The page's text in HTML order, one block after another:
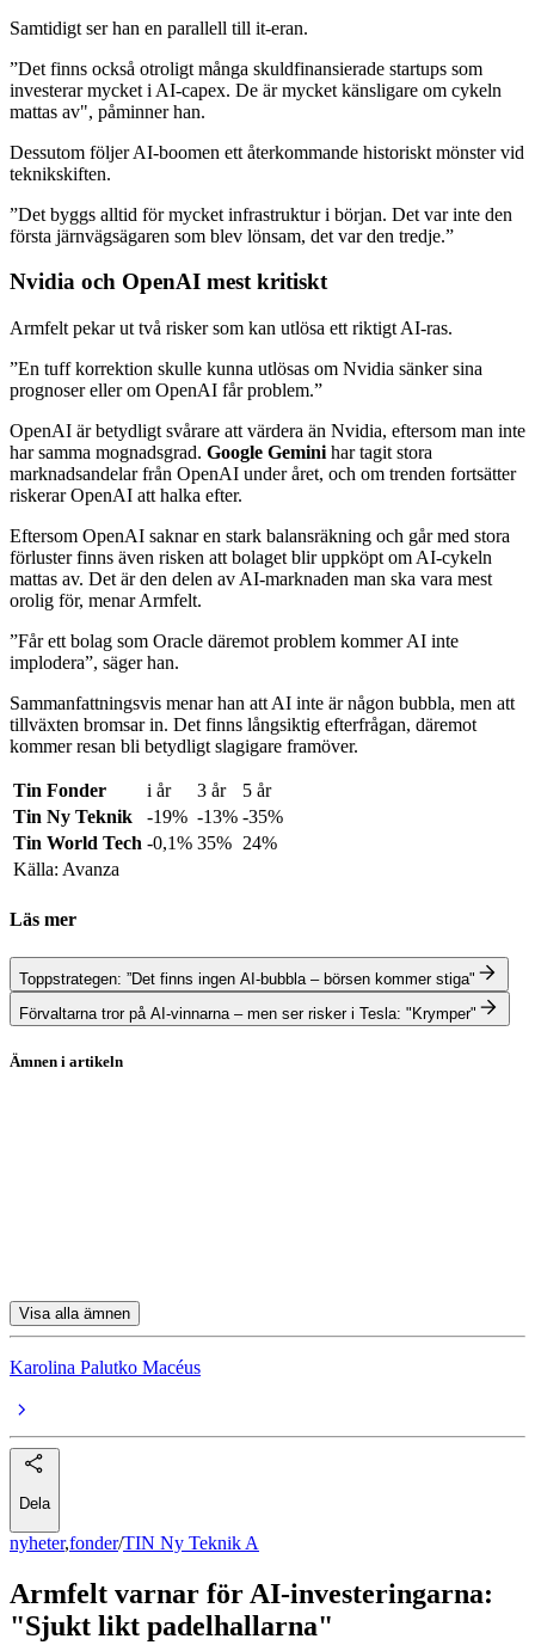
Samtidigt ser han en parallell till it-eran.
”Det finns också otroligt många skuldfinansierade startups som
investerar mycket i AI-capex. De är mycket känsligare om cykeln
mattas av", påminner han.
Dessutom följer AI-boomen ett återkommande historiskt mönster vid
teknikskiften.
”Det byggs alltid för mycket infrastruktur i början. Det var inte den
första järnvägsägaren som blev lönsam, det var den tredje.”
Nvidia och OpenAI mest kritiskt
Armfelt pekar ut två risker som kan utlösa ett riktigt AI-ras.
”En tuff korrektion skulle kunna utlösas om Nvidia sänker sina
prognoser eller om OpenAI får problem.”
OpenAI är betydligt svårare att värdera än Nvidia, eftersom man inte
har samma mognadsgrad. Google Gemini har tagit stora
marknadsandelar från OpenAI under året, och om trenden fortsätter
riskerar OpenAI att halka efter.
Eftersom OpenAI saknar en stark balansräkning och går med stora
förluster finns även risken att bolaget blir uppköpt om AI-cykeln
mattas av. Det är den delen av AI-marknaden man ska vara mest
orolig för, menar Armfelt.
”Får ett bolag som Oracle däremot problem kommer AI inte
implodera”, säger han.
Sammanfattningsvis menar han att AI inte är någon bubbla, men att
tillväxten bromsar in. Det finns långsiktig efterfrågan, däremot
kommer resan bli betydligt slagigare framöver.
Tin Fonder i år 3 år
5 år
Tin Ny Teknik
-19% -13% -35%
Tin World Tech -0,1% 35% 24%
Källa: Avanza
Läs mer
Toppstrategen: ”Det finns ingen AI-bubbla – börsen kommer stiga"
Förvaltarna tror på AI-vinnarna – men ser risker i Tesla: "Krymper"
Ämnen i artikeln
Visa alla ämnen
Karolina Palutko Macéus
Dela
nyheter,fonder/TIN Ny Teknik A
Armfelt varnar för AI-investeringarna:
"Sjukt likt padelhallarna"